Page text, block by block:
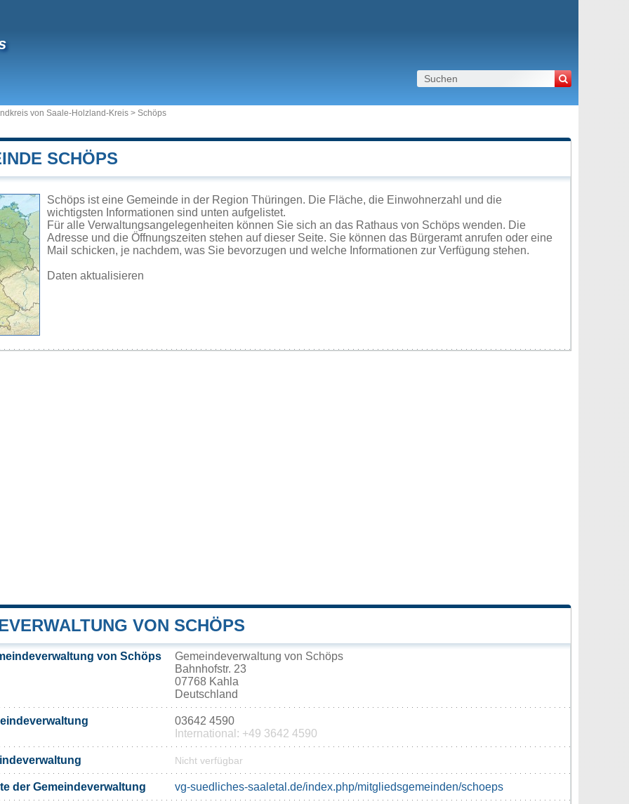
von Saale-Holzland-Kreis > Schöps
SCHÖPS
Schöps ist eine Gemeinde in der Region Thüringen. Die Fläche, die Einwohnerzahl und die
wichtigsten Informationen sind unten aufgelistet.
Für alle Verwaltungsangelegenheiten können Sie sich an das Rathaus von Schöps wenden. Die
Adresse und die Öffnungszeiten stehen auf dieser Seite. Sie können das Bürgeramt anrufen oder eine
Mail schicken, je nachdem, was Sie bevorzugen und welche Informationen zur Verfügung stehen.
Daten aktualisieren
VON SCHÖPS
von Schöps
Gemeindeverwaltung von Schöps
Bahnhofstr. 23
07768 Kahla
Deutschland
03642 4590
International: +49 3642 4590
Nicht verfügbar
der Gemeindeverwaltung vg-suedliches-saaletal.de/index.php/mitgliedsgemeinden/schoeps